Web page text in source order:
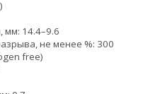
мм: 14.4–9.6
не менее %: 300
free)